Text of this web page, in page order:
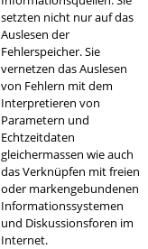
setzten nicht nur auf das
Auslesen der
Fehlerspeicher. Sie
vernetzen das Auslesen
von Fehlern mit dem
Interpretieren von
Parametern und
Echtzeitdaten
gleichermassen wie auch
das Verknüpfen mit freien
oder markengebundenen
Informationssystemen
und Diskussionsforen im
Internet.